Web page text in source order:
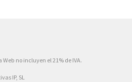
no incluyen el 21% de IVA.
IP, SL